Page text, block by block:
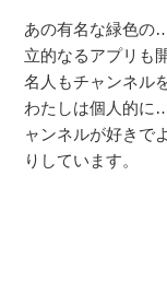
あの有名な緑色の
立的なるアプリも
名人もチャンネル
わたしは個人的
ャンネルが好きで
りしています。